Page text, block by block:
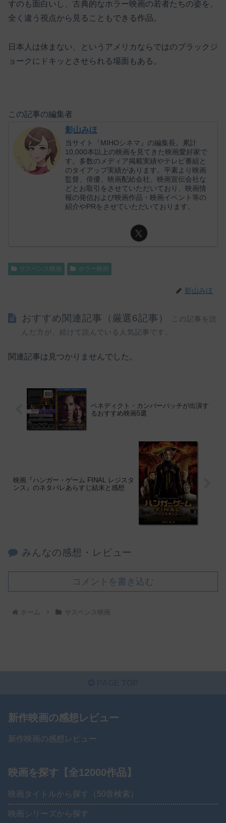
すのも面白いし、古典的なホラー映画の若者たちの姿を、
全く違う視点から見ることもできる作品。
日本人は休まない、というアメリカならではのブラックジ
ョークにドキッとさせられる場面もある。
この記事の編集者
影山みほ
当サイト『MIHOシネマ』の編集長。累計
10,000本以上の映画を見てきた映画愛好家で
す。多数のメディア掲載実績やテレビ番組と
のタイアップ実績があります。平素より映画
監督、俳優、映画配給会社、映画宣伝会社な
どとお取引をさせていただいており、映画情
報の発信および映画作品・映画イベント等の
紹介やPRをさせていただいております。
サスペンス映画 ホラー映画
影山みほ
おすすめ関連記事（厳選6記事）
この記事を読
んだ方が、続けて読んでいる人気記事です。
関連記事は見つかりませんでした。
ベネディクト・カンバーバッチが出演す
るおすすめ映画5選
映画『ハンガー・ゲーム FINAL レジスタ
ンス』のネタバレあらすじ結末と感想
みんなの感想・レビュー
コメントを書き込む
ホーム サスペンス映画
新作映画の感想レビュー
新作映画の感想レビュー
映画を探す【全12000作品】
映画タイトルから探す（50音検索）
映画シリーズから探す